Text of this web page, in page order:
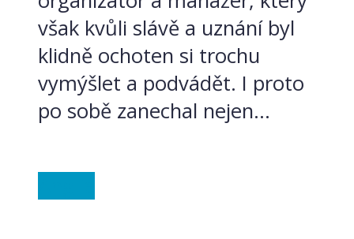
však kvůli slávě a uznání byl
klidně ochoten si trochu
vymýšlet a podvádět. I proto
po sobě zanechal nejen...